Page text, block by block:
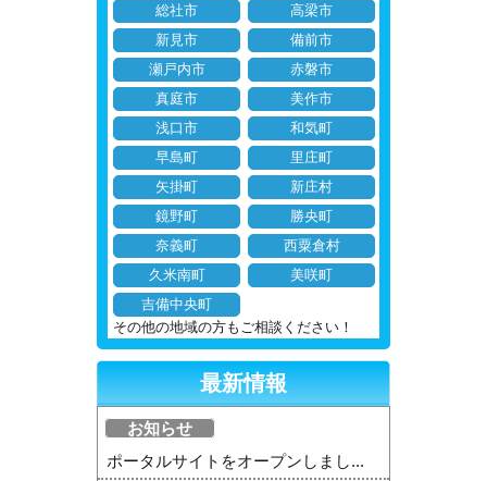
総社市
高梁市
新見市
備前市
瀬戸内市
赤磐市
真庭市
美作市
浅口市
和気町
早島町
里庄町
矢掛町
新庄村
鏡野町
勝央町
奈義町
西粟倉村
久米南町
美咲町
吉備中央町
その他の地域の方もご相談ください！
最新情報
お知らせ
ポータルサイトをオープンしまし...